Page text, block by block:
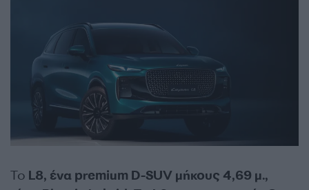
Το L8, ένα premium D-SUV μήκους 4,69 μ.,